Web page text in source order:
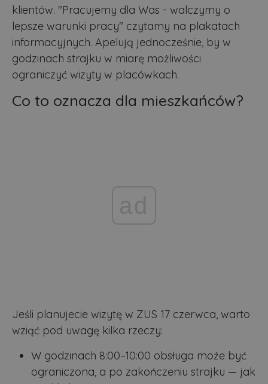
klientów. "Pracujemy dla Was - walczymy o
lepsze warunki pracy" czytamy na plakatach
informacyjnych. Apelują jednocześnie, by w
godzinach strajku w miarę możliwości
ograniczyć wizyty w placówkach.
Co to oznacza dla mieszkańców?
Jeśli planujecie wizytę w ZUS 17 czerwca, warto
wziąć pod uwagę kilka rzeczy:
W godzinach 8:00–10:00 obsługa może być
ograniczona, a po zakończeniu strajku — jak